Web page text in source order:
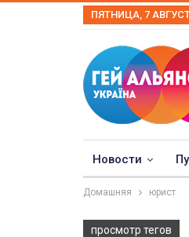
ПЯТНИЦА, 7
Новости
Домашняя юрист
просмотр тегов